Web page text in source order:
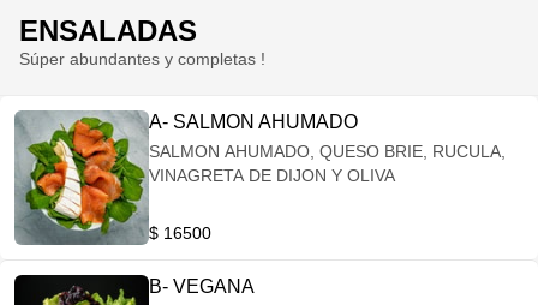
ENSALADAS
Súper abundantes y completas !
A- SALMON AHUMADO
SALMON AHUMADO, QUESO BRIE, RUCULA,
VINAGRETA DE DIJON Y OLIVA
$ 16500
B- VEGANA